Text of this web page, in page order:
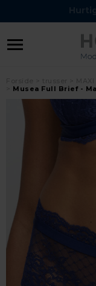
Musea Full Brief -